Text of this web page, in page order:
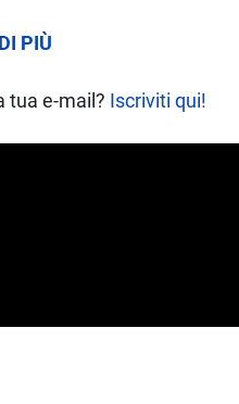
PIÙ
tua e-mail? Iscriviti qui!